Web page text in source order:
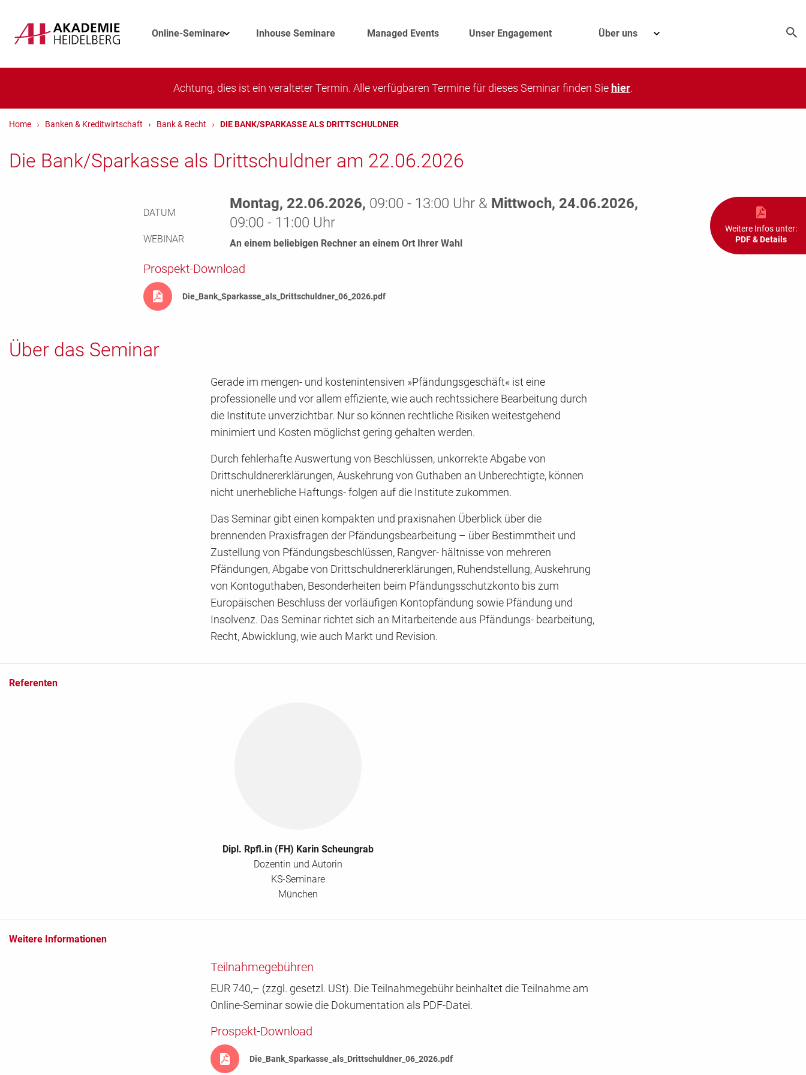
Online-Seminare Inhouse Seminare Managed Events Unser Engagement Über uns
Weitere Infos unter:
PDF & Details
Achtung, dies ist ein veralteter Termin. Alle verfügbaren Termine für dieses Seminar finden Sie hier.
Home Banken & Kreditwirtschaft Bank & Recht DIE BANK/SPARKASSE ALS DRITTSCHULDNER
Die Bank/Sparkasse als Drittschuldner am 22.06.2026
DATUM
Montag, 22.06.2026, 09:00 - 13:00 Uhr & Mittwoch, 24.06.2026,
09:00 - 11:00 Uhr
WEBINAR An einem beliebigen Rechner an einem Ort Ihrer Wahl
Prospekt-Download
Die_Bank_Sparkasse_als_Drittschuldner_06_2026.pdf
Über das Seminar
Gerade im mengen- und kostenintensiven »Pfändungsgeschäft« ist eine
professionelle und vor allem effiziente, wie auch rechtssichere Bearbeitung durch
die Institute unverzichtbar. Nur so können rechtliche Risiken weitestgehend
minimiert und Kosten möglichst gering gehalten werden.
Durch fehlerhafte Auswertung von Beschlüssen, unkorrekte Abgabe von
Drittschuldnererklärungen, Auskehrung von Guthaben an Unberechtigte, können
nicht unerhebliche Haftungs- folgen auf die Institute zukommen.
Das Seminar gibt einen kompakten und praxisnahen Überblick über die
brennenden Praxisfragen der Pfändungsbearbeitung – über Bestimmtheit und
Zustellung von Pfändungsbeschlüssen, Rangver- hältnisse von mehreren
Pfändungen, Abgabe von Drittschuldnererklärungen, Ruhendstellung, Auskehrung
von Kontoguthaben, Besonderheiten beim Pfändungsschutzkonto bis zum
Europäischen Beschluss der vorläufigen Kontopfändung sowie Pfändung und
Insolvenz. Das Seminar richtet sich an Mitarbeitende aus Pfändungs- bearbeitung,
Recht, Abwicklung, wie auch Markt und Revision.
Referenten
Dipl. Rpfl.in (FH) Karin Scheungrab
Dozentin und Autorin
KS-Seminare
München
Weitere Informationen
Teilnahmegebühren
EUR 740,– (zzgl. gesetzl. USt). Die Teilnahmegebühr beinhaltet die Teilnahme am
Online-Seminar sowie die Dokumentation als PDF-Datei.
Prospekt-Download
Die_Bank_Sparkasse_als_Drittschuldner_06_2026.pdf